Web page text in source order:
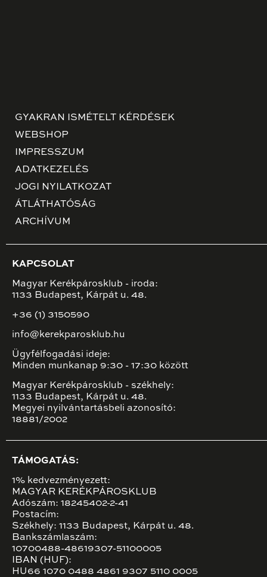
GYAKRAN ISMÉTELT KÉRDÉSEK
WEBSHOP
IMPRESSZUM
ADATKEZELÉS
JOGI NYILATKOZAT
ÁTLÁTHATÓSÁG
ARCHÍVUM
KAPCSOLAT
Magyar Kerékpárosklub - iroda:
1133 Budapest, Kárpát u. 48.
+36 (1) 3150590
info@kerekparosklub.hu
Ügyfélfogadási ideje:
Minden munkanap 9:30 - 17:30 között
Magyar Kerékpárosklub - székhely:
1133 Budapest, Kárpát u. 48.
Megyei nyilvántartásbeli azonosító:
18881/2002
TÁMOGATÁS:
1% kedvezményezett:
MAGYAR KERÉKPÁROSKLUB
Adószám: 18245402-2-41
Postacím:
Székhely: 1133 Budapest, Kárpát u. 48.
Bankszámlaszám:
10700488-48619307-51100005
IBAN (HUF):
HU66 1070 0488 4861 9307 5110 0005